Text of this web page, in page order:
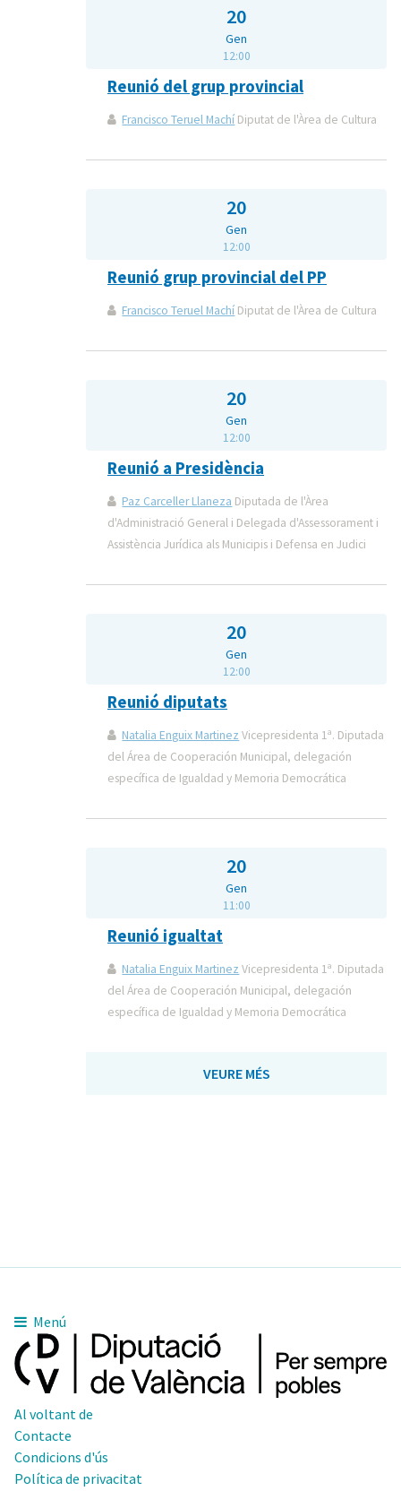
20
Gen
12:00
Reunió del grup provincial
Francisco Teruel Machí Diputat de l'Àrea de Cultura
20
Gen
12:00
Reunió grup provincial del PP
Francisco Teruel Machí Diputat de l'Àrea de Cultura
20
Gen
12:00
Reunió a Presidència
Paz Carceller Llaneza Diputada de l'Àrea
d'Administració General i Delegada d'Assessorament i
Assistència Jurídica als Municipis i Defensa en Judici
20
Gen
12:00
Reunió diputats
Natalia Enguix Martinez Vicepresidenta 1ª. Diputada
del Área de Cooperación Municipal, delegación
específica de Igualdad y Memoria Democrática
20
Gen
11:00
Reunió igualtat
Natalia Enguix Martinez Vicepresidenta 1ª. Diputada
del Área de Cooperación Municipal, delegación
específica de Igualdad y Memoria Democrática
VEURE MÉS
Menú
Al voltant de
Contacte
Condicions d'ús
Política de privacitat